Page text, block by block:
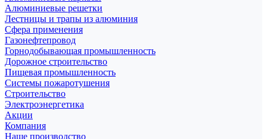
Алюминиевые решетки
Лестницы и трапы из алюминия
Сфера применения
Газонефтепровод
Горнодобывающая промышленность
Дорожное строительство
Пищевая промышленность
Системы пожаротушения
Строительство
Электроэнергетика
Акции
Компания
Наше производство